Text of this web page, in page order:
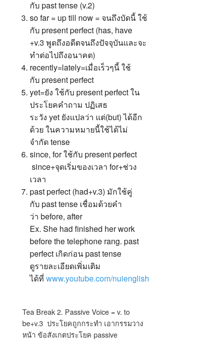
กับ past tense (v.2)
so far = up till now = จนถึงบัดนี้ ใช้
กับ present perfect (has, have
+v.3 พูดถึงอดีตจนถึงปัจจุบันและจะ
ทำต่อไปถึงอนาคต)
recently=lately=เมื่อเร็วๆนี้ ใช้
กับ present perfect
yet=ยัง ใช้กับ present perfect ใน
ประโยคคำถาม ปฏิเสธ
ระวัง yet ยังแปลว่า แต่(but) ได้อีก
ด้วย ในความหมายนี้ใช้ได้ไม่
จำกัด tense
since, for ใช้กับ present perfect
since+จุดเริ่มของเวลา for+ช่วง
เวลา
past perfect (had+v.3) มักใช้คู่
กับ past tense เชื่อมด้วยคำ
ว่า before, after
Ex. She had finished her work
before the telephone rang. past
perfect เกิดก่อน past tense
ดูรายละเอียดเพิ่มเติม
ได้ที่ www.youtube.com/nuienglish
Tea Break 2. Passive Voice = v. to
be+v.3 ประโยคถูกกระทำ เอากรรมวาง
หน้า ข้อสังเกตประโยค passive